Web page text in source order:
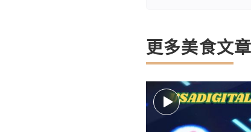
更多美食文